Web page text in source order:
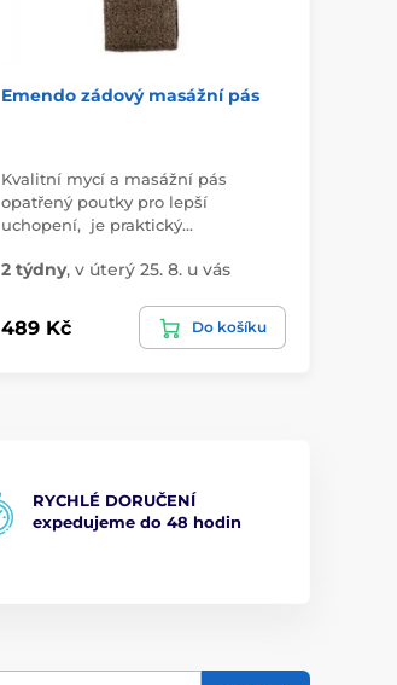
Emendo zádový masážní pás
Kvalitní mycí a masážní pás
opatřený poutky pro lepší
uchopení, je praktický…
2 týdny, v úterý 25. 8. u vás
489 Kč Do košíku
RYCHLÉ DORUČENÍ
expedujeme do 48 hodin